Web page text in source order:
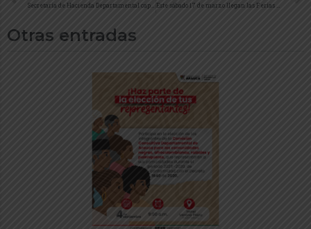
Otras entradas